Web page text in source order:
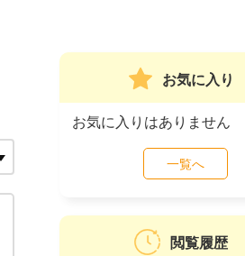
お気に入り
お気に入りはありません
一覧へ
閲覧履歴